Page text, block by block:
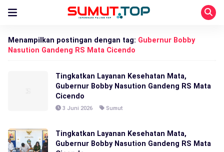
Menampilkan postingan dengan tag: Gubernur Bobby
Nasution Gandeng RS Mata Cicendo
Tingkatkan Layanan Kesehatan Mata,
Gubernur Bobby Nasution Gandeng RS Mata
Cicendo
3 Juni 2026 Sumut
Tingkatkan Layanan Kesehatan Mata,
Gubernur Bobby Nasution Gandeng RS Mata